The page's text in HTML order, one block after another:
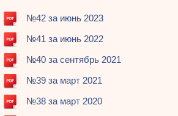
№42 за июнь 2023
№41 за июнь 2022
№40 за сентябрь 2021
№39 за март 2021
№38 за март 2020